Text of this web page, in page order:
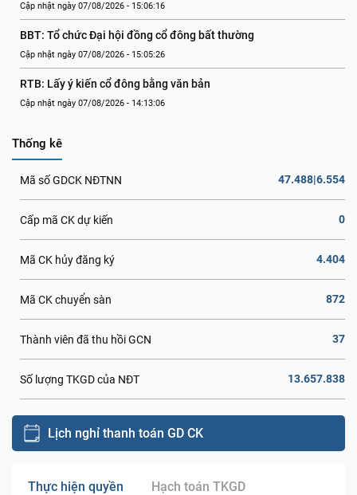
Cập nhật ngày 07/08/2026 - 15:06:16
BBT: Tổ chức Đại hội đồng cổ đông bất thường
Cập nhật ngày 07/08/2026 - 15:05:26
RTB: Lấy ý kiến cổ đông bằng văn bản
Cập nhật ngày 07/08/2026 - 14:13:06
Thống kê
Mã số GDCK NĐTNN 47.488|6.554
Cấp mã CK dự kiến 0
Mã CK hủy đăng ký 4.404
Mã CK chuyển sàn 872
Thành viên đã thu hồi GCN 37
Số lượng TKGD của NĐT 13.657.838
Lịch nghỉ thanh toán GD CK
Thực hiện quyền Hạch toán TKGD